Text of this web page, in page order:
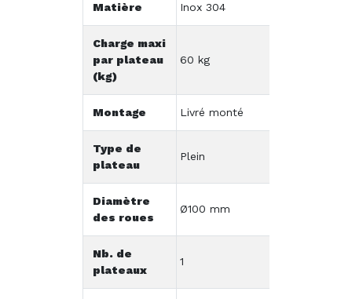
Matière Inox 304
Charge maxi
par plateau
(kg)
60 kg
Montage Livré monté
Type de
plateau
Plein
Diamètre
des roues
Ø100 mm
Nb. de
plateaux
1